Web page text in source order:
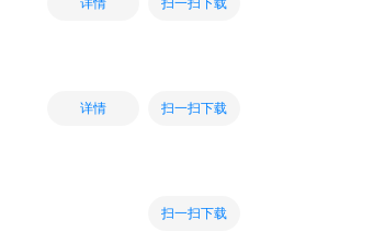
详情 扫一扫下载
扫一扫下载